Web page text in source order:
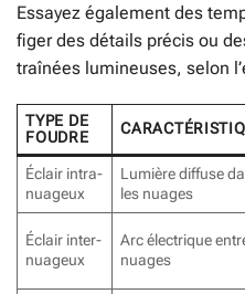
Essayez également des
figer des détails précis ou
traînées lumineuses, selon
TYPE DE
FOUDRE
Éclair intra-
nuageux
Lumière diffuse
les nuages
Éclair inter-
nuageux
Arc électrique
nuages